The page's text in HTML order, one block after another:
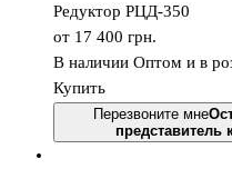
Редуктор РЦД-350
от 17 400 грн.
В наличии Оптом и в
Купить
Перезвоните мне
представитель